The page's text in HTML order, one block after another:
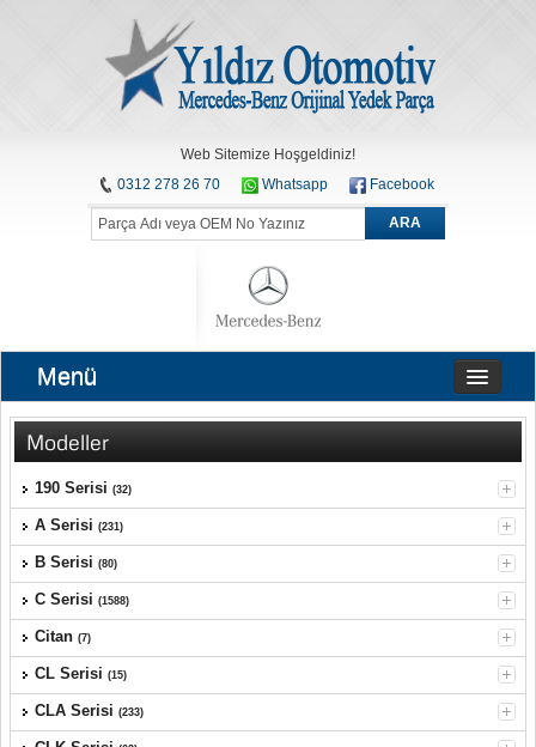
Web Sitemize Hoşgeldiniz!
0312 278 26 70
Whatsapp Facebook
ARA
Menü
Modeller
190 Serisi (32)
A Serisi (231)
B Serisi (80)
C Serisi (1588)
Citan (7)
CL Serisi (15)
CLA Serisi (233)